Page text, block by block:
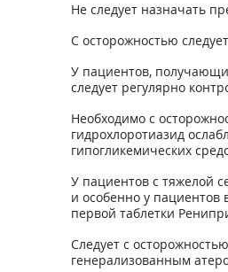
Не следует назначать
С осторожностью
У пациентов,
следует регулярно
Необходимо с
гидрохлоротиазид
гипогликемических
У пациентов с тяжелой
и особенно у пациентов
первой таблетки
Следует с
генерализованным